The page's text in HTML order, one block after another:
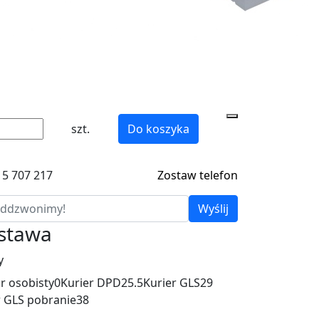
szt. Do koszyka
707 217 Zostaw telefon
Wyślij
osobisty0Kurier DPD25.5Kurier GLS29
pobranie38